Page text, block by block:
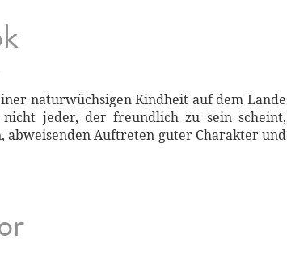
naturwüchsigen Kindheit auf dem Lande
jeder, der freundlich zu sein scheint,
abweisenden Auftreten guter Charakter und